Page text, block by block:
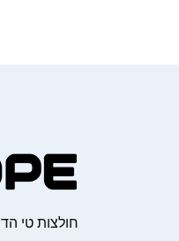
חולצות טי